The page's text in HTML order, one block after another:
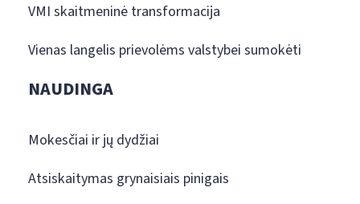
VMI skaitmeninė transformacija
Vienas langelis prievolėms valstybei sumokėti
NAUDINGA
Mokesčiai ir jų dydžiai
Atsiskaitymas grynaisiais pinigais